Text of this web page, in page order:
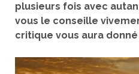
plusieurs fois avec
vous le conseille
critique vous aura